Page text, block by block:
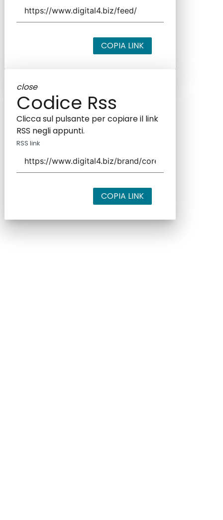
COPIA LINK
close
Codice Rss
Clicca sul pulsante per copiare il link
RSS negli appunti.
RSS link
COPIA LINK